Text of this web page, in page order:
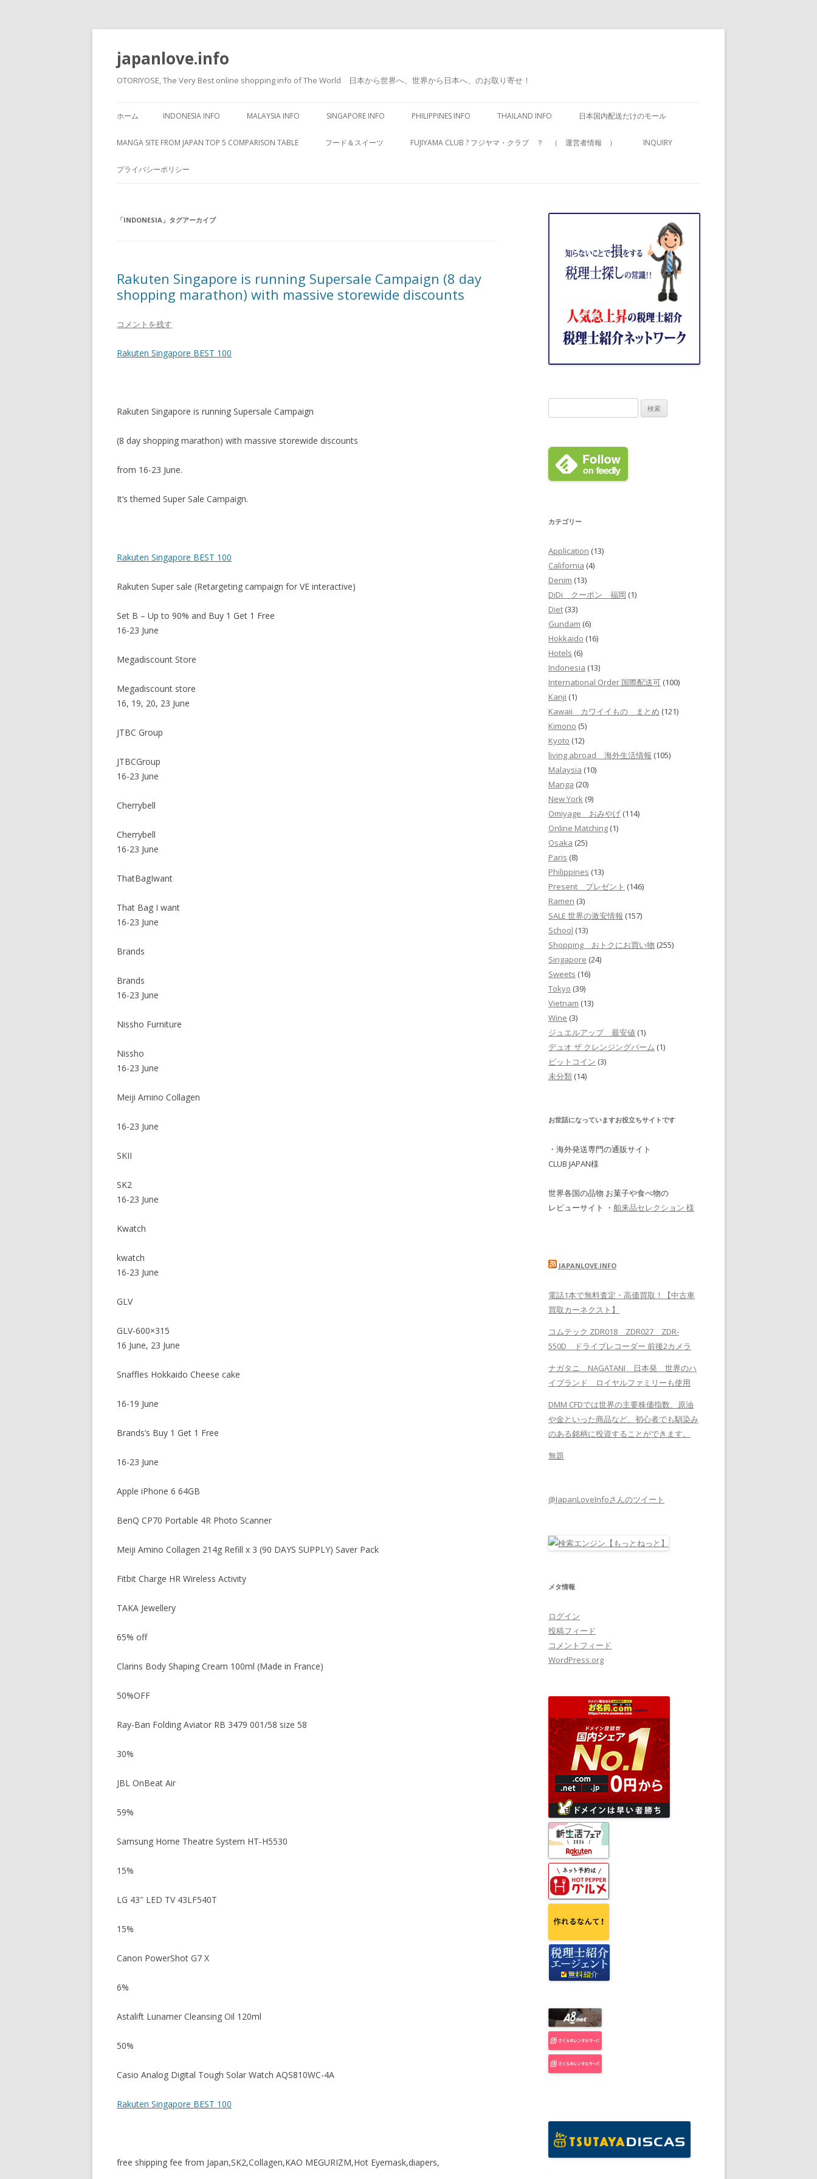
japanlove.info
OTORIYOSE, The Very Best online shopping info of The World 日本から世界へ、世界から日本へ、のお取り寄せ！
ン
ツ
へ
ホーム INDONESIA INFO MALAYSIA INFO SINGAPORE INFO PHILIPPINES INFO THAILAND INFO 日本国内配送だけのモール
MANGA SITE FROM JAPAN TOP 5 COMPARISON TABLE フード＆スイーツ FUJIYAMA CLUB ? フジヤマ・クラブ ？ （ 運営者情報 ） INQUIRY
プライバシーポリシー
「INDONESIA 」タグアーカイブ
Rakuten Singapore is running Supersale Campaign (8 day
shopping marathon) with massive storewide discounts
コメントを残す
Rakuten Singapore BEST 100
Rakuten Singapore is running Supersale Campaign
(8 day shopping marathon) with massive storewide discounts
from 16-23 June.
It’s themed Super Sale Campaign.
Rakuten Singapore BEST 100
Rakuten Super sale (Retargeting campaign for VE interactive)
Set B – Up to 90% and Buy 1 Get 1 Free
16-23 June
Megadiscount Store
Megadiscount store
16, 19, 20, 23 June
JTBC Group
JTBCGroup
16-23 June
Cherrybell
Cherrybell
16-23 June
ThatBagIwant
That Bag I want
16-23 June
Brands
Brands
16-23 June
Nissho Furniture
Nissho
16-23 June
Meiji Amino Collagen
16-23 June
SKII
SK2
16-23 June
Kwatch
kwatch
16-23 June
GLV
GLV-600×315
16 June, 23 June
Snaffles Hokkaido Cheese cake
16-19 June
Brands’s Buy 1 Get 1 Free
16-23 June
Apple iPhone 6 64GB
BenQ CP70 Portable 4R Photo Scanner
Meiji Amino Collagen 214g Refill x 3 (90 DAYS SUPPLY) Saver Pack
Fitbit Charge HR Wireless Activity
TAKA Jewellery
65% off
Clarins Body Shaping Cream 100ml (Made in France)
50%OFF
Ray-Ban Folding Aviator RB 3479 001/58 size 58
30%
JBL OnBeat Air
59%
Samsung Home Theatre System HT-H5530
15%
LG 43″ LED TV 43LF540T
15%
Canon PowerShot G7 X
6%
Astalift Lunamer Cleansing Oil 120ml
50%
Casio Analog Digital Tough Solar Watch AQS810WC-4A
Rakuten Singapore BEST 100
free shipping fee from Japan,SK2,Collagen,KAO MEGURIZM,Hot Eyemask,diapers,
索:
カテゴリー
Application (13)
California (4)
Denim (13)
DiDi クーポン 福岡 (1)
Diet (33)
Gundam (6)
Hokkaido (16)
Hotels (6)
Indonesia (13)
International Order 国際配送可 (100)
Kanji (1)
Kawaii カワイイもの まとめ (121)
Kimono (5)
Kyoto (12)
living abroad 海外生活情報 (105)
Malaysia (10)
Manga (20)
New York (9)
Omiyage おみやげ (114)
Online Matching (1)
Osaka (25)
Paris (8)
Philippines (13)
Present プレゼント (146)
Ramen (3)
SALE 世界の激安情報 (157)
School (13)
Shopping おトクにお買い物 (255)
Singapore (24)
Sweets (16)
Tokyo (39)
Vietnam (13)
Wine (3)
ジュエルアップ 最安値 (1)
デュオ ザ クレンジングバーム (1)
ビットコイン (3)
未分類 (14)
お世話になっていますお役立ちサイトです
・海外発送専門の通販サイト
CLUB JAPAN様
世界各国の品物 お菓子や食べ物の
レビューサイト ・ 舶来品セレクション 様
JAPANLOVE.INFO
電話1本で無料査定・高価買取！【中古車
買取カーネクスト】
コムテック ZDR018 ZDR027 ZDR-
550D ドライブレコーダー 前後2カメラ
ナガタニ NAGATANI 日本発 世界のハ
イブランド ロイヤルファミリーも使用
DMM CFDでは世界の主要株価指数、原油
や金といった商品など、初心者でも馴染み
のある銘柄に投資することができます。
無題
@JapanLoveInfoさんのツイート
メタ情報
ログイン
投稿フィード
コメントフィード
WordPress.org